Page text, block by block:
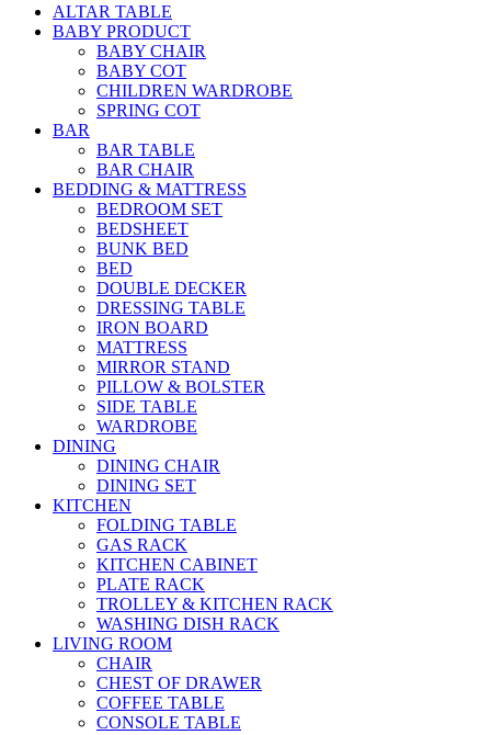
ALTAR TABLE
BABY PRODUCT
BABY CHAIR
BABY COT
CHILDREN WARDROBE
SPRING COT
BAR
BAR TABLE
BAR CHAIR
BEDDING & MATTRESS
BEDROOM SET
BEDSHEET
BUNK BED
BED
DOUBLE DECKER
DRESSING TABLE
IRON BOARD
MATTRESS
MIRROR STAND
PILLOW & BOLSTER
SIDE TABLE
WARDROBE
DINING
DINING CHAIR
DINING SET
KITCHEN
FOLDING TABLE
GAS RACK
KITCHEN CABINET
PLATE RACK
TROLLEY & KITCHEN RACK
WASHING DISH RACK
LIVING ROOM
CHAIR
CHEST OF DRAWER
COFFEE TABLE
CONSOLE TABLE